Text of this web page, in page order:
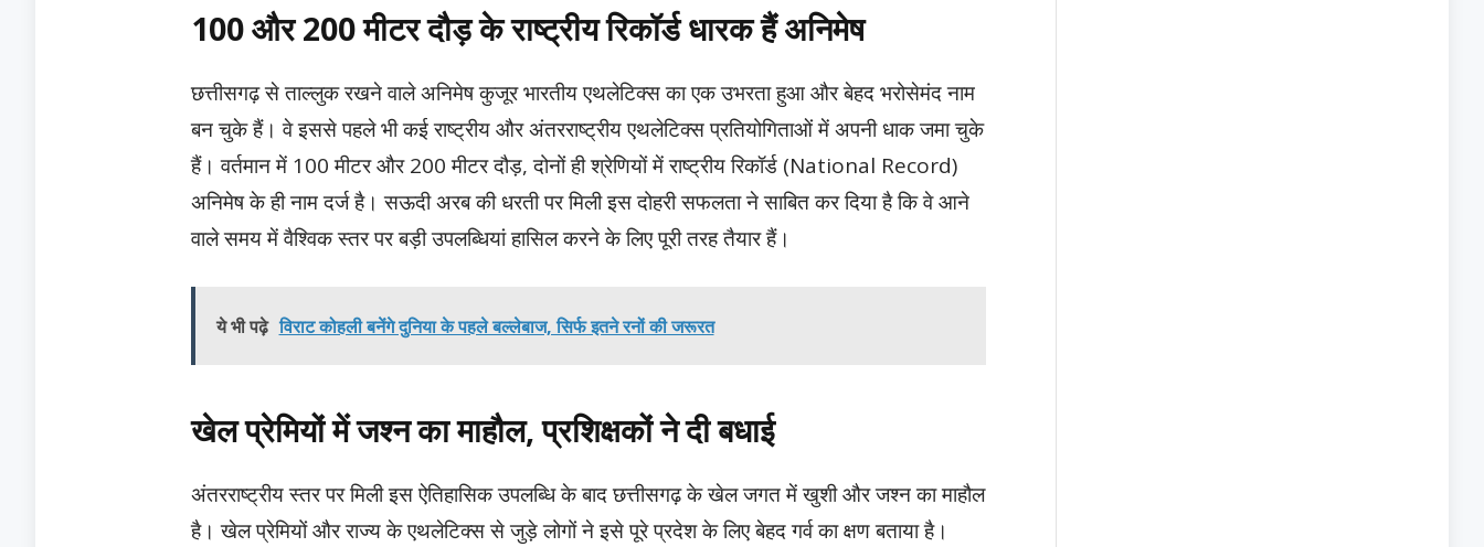
100 और 200 मीटर दौड़ के राष्ट्रीय रिकॉर्ड धारक हैं अनिमेष
छत्तीसगढ़ से ताल्लुक रखने वाले अनिमेष कुजूर भारतीय एथलेटिक्स का एक उभरता हुआ और बेहद भरोसेमंद नाम
बन चुके हैं। वे इससे पहले भी कई राष्ट्रीय और अंतरराष्ट्रीय एथलेटिक्स प्रतियोगिताओं में अपनी धाक जमा चुके
हैं। वर्तमान में 100 मीटर और 200 मीटर दौड़, दोनों ही श्रेणियों में राष्ट्रीय रिकॉर्ड (National Record)
अनिमेष के ही नाम दर्ज है। सऊदी अरब की धरती पर मिली इस दोहरी सफलता ने साबित कर दिया है कि वे आने
वाले समय में वैश्विक स्तर पर बड़ी उपलब्धियां हासिल करने के लिए पूरी तरह तैयार हैं।
ये भी पढ़े विराट कोहली बनेंगे दुनिया के पहले बल्लेबाज, सिर्फ इतने रनों की जरूरत
खेल प्रेमियों में जश्न का माहौल, प्रशिक्षकों ने दी बधाई
अंतरराष्ट्रीय स्तर पर मिली इस ऐतिहासिक उपलब्धि के बाद छत्तीसगढ़ के खेल जगत में खुशी और जश्न का माहौल
है। खेल प्रेमियों और राज्य के एथलेटिक्स से जुड़े लोगों ने इसे पूरे प्रदेश के लिए बेहद गर्व का क्षण बताया है।